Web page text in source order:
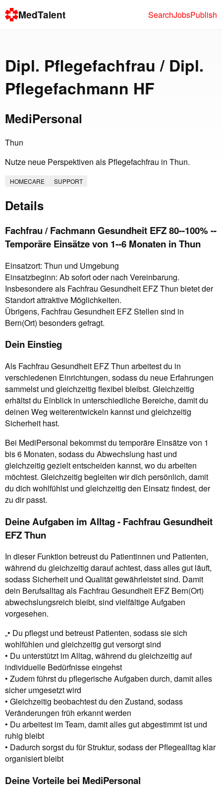
MedTalent SearchJobsPublish
Dipl. Pflegefachfrau / Dipl.
Pflegefachmann HF
MediPersonal
Thun
Nutze neue Perspektiven als Pflegefachfrau in Thun.
HOMECARE SUPPORT
Details
Fachfrau / Fachmann Gesundheit EFZ 80--100% --
Temporäre Einsätze von 1--6 Monaten in Thun
Einsatzort: Thun und Umgebung
Einsatzbeginn: Ab sofort oder nach Vereinbarung.
Insbesondere als Fachfrau Gesundheit EFZ Thun bietet der
Standort attraktive Möglichkeiten.
Übrigens, Fachfrau Gesundheit EFZ Stellen sind in
Bern(Ort) besonders gefragt.
Dein Einstieg
Als Fachfrau Gesundheit EFZ Thun arbeitest du in
verschiedenen Einrichtungen, sodass du neue Erfahrungen
sammelst und gleichzeitig flexibel bleibst. Gleichzeitig
erhältst du Einblick in unterschiedliche Bereiche, damit du
deinen Weg weiterentwickeln kannst und gleichzeitig
Sicherheit hast.
Bei MediPersonal bekommst du temporäre Einsätze von 1
bis 6 Monaten, sodass du Abwechslung hast und
gleichzeitig gezielt entscheiden kannst, wo du arbeiten
möchtest. Gleichzeitig begleiten wir dich persönlich, damit
du dich wohlfühlst und gleichzeitig den Einsatz findest, der
zu dir passt.
Deine Aufgaben im Alltag - Fachfrau Gesundheit
EFZ Thun
In dieser Funktion betreust du Patientinnen und Patienten,
während du gleichzeitig darauf achtest, dass alles gut läuft,
sodass Sicherheit und Qualität gewährleistet sind. Damit
dein Berufsalltag als Fachfrau Gesundheit EFZ Bern(Ort)
abwechslungsreich bleibt, sind vielfältige Aufgaben
vorgesehen.
„• Du pflegst und betreust Patienten, sodass sie sich
wohlfühlen und gleichzeitig gut versorgt sind
• Du unterstützt im Alltag, während du gleichzeitig auf
individuelle Bedürfnisse eingehst
• Zudem führst du pflegerische Aufgaben durch, damit alles
sicher umgesetzt wird
• Gleichzeitig beobachtest du den Zustand, sodass
Veränderungen früh erkannt werden
• Du arbeitest im Team, damit alles gut abgestimmt ist und
ruhig bleibt
• Dadurch sorgst du für Struktur, sodass der Pflegealltag klar
organisiert bleibt
Deine Vorteile bei MediPersonal